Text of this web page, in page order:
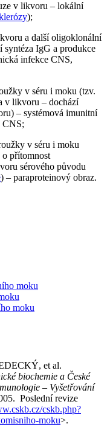
v likvoru – lokální
);
a další oligoklonální
IgG a produkce
infekce CNS,
v séru i moku (tzv.
v likvoru – dochází
– systémová imunitní
CNS;
v séru i moku
přítomnost
sérového původu
) – paraproteinový obraz.
moku
moku
et al.
biochemie a České
– Vyšetřování
Poslední revize
cskb.php?
moku>.